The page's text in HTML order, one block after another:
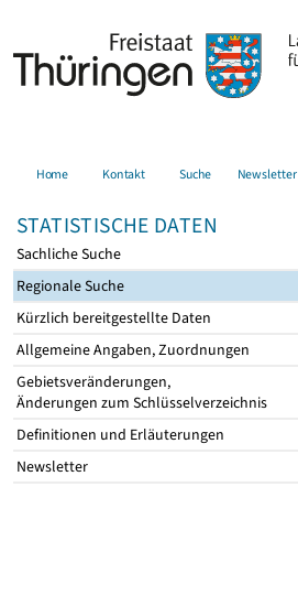
Home Kontakt Suche Newsletter
STATISTISCHE DATEN
Sachliche Suche
Regionale Suche
Kürzlich bereitgestellte Daten
Allgemeine Angaben, Zuordnungen
Gebietsveränderungen,
Änderungen zum Schlüsselverzeichnis
Definitionen und Erläuterungen
Newsletter